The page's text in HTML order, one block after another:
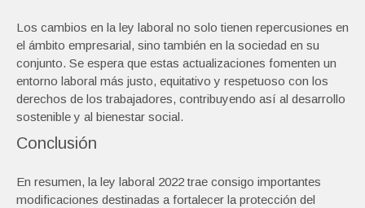
Los cambios en la ley laboral no solo tienen repercusiones en
el ámbito empresarial, sino también en la sociedad en su
conjunto. Se espera que estas actualizaciones fomenten un
entorno laboral más justo, equitativo y respetuoso con los
derechos de los trabajadores, contribuyendo así al desarrollo
sostenible y al bienestar social.
Conclusión
En resumen, la ley laboral 2022 trae consigo importantes
modificaciones destinadas a fortalecer la protección del